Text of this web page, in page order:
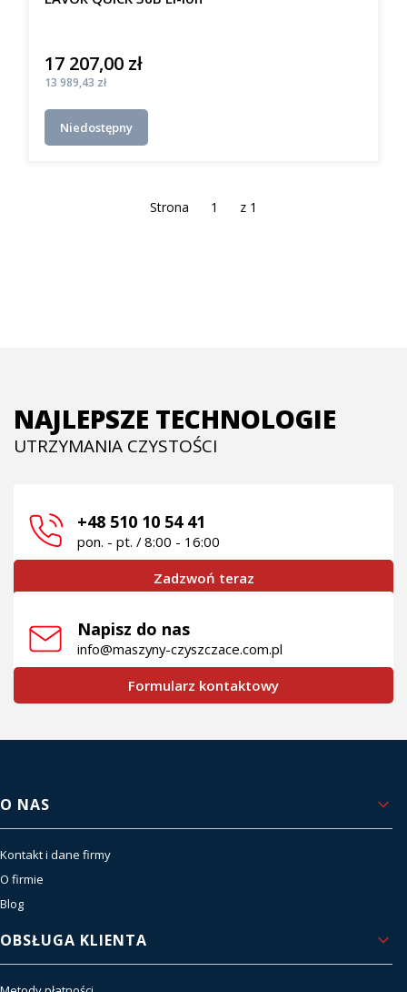
Cena
17 207,00 zł
Cena
13 989,43 zł
Niedostępny
Strona z 1
NAJLEPSZE TECHNOLOGIE
UTRZYMANIA CZYSTOŚCI
+48 510 10 54 41
pon. - pt. / 8:00 - 16:00
Zadzwoń teraz
Napisz do nas
info@maszyny-czyszczace.com.pl
Formularz kontaktowy
Linki w stopce
O NAS
Kontakt i dane firmy
O firmie
Blog
OBSŁUGA KLIENTA